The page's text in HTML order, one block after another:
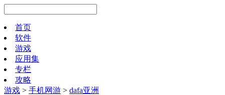
首页
软件
游戏
应用集
专栏
攻略
游戏 > 手机网游 > dafa亚洲